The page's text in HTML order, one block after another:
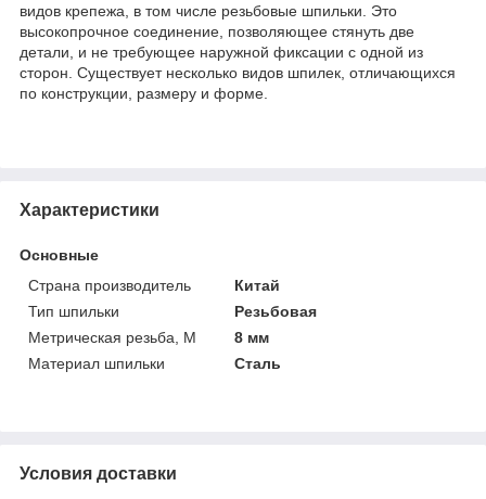
видов крепежа, в том числе резьбовые шпильки. Это
высокопрочное соединение, позволяющее стянуть две
детали, и не требующее наружной фиксации с одной из
сторон. Существует несколько видов шпилек, отличающихся
по конструкции, размеру и форме.
Характеристики
Основные
Страна производитель
Китай
Тип шпильки
Резьбовая
Метрическая резьба, М
8 мм
Материал шпильки
Сталь
Условия доставки